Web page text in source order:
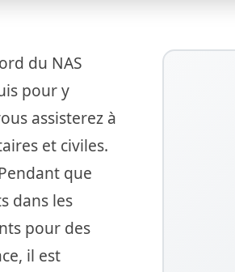
du NAS
pour y
assisterez à
et civiles.
que
dans les
pour des
il est